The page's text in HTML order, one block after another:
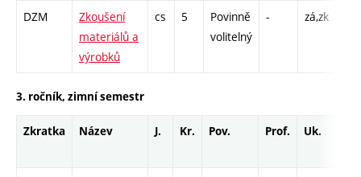
DZM
Zkoušení
materiálů a
výrobků
cs 5
Povinně
volitelný
- zá,zk
3. ročník, zimní semestr
Zkratka Název J. Kr. Pov. Prof. Uk.